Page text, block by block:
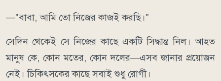
—"বাবা, আমি তো নিজের কাজই করছি।"
সেদিন থেকেই সে নিজের কাছে একটি সিদ্ধান্ত নিল। আহত
মানুষ কে, কোন মতের, কোন দলের—এসব জানার প্রয়োজন
নেই। চিকিৎসকের কাছে সবাই শুধু রোগী।